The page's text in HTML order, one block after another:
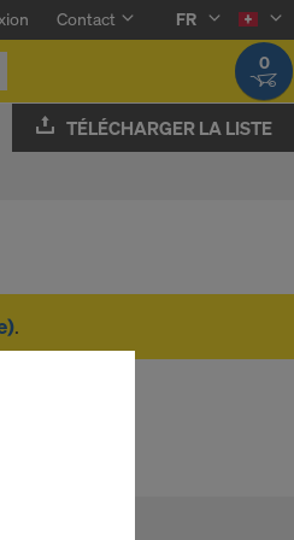
Contact
FR
0
TÉLÉCHARGER LA LISTE
.